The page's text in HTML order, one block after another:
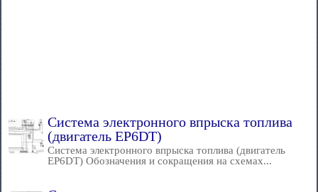
Система электронного впрыска топлива
(двигатель EP6DT)
Система электронного впрыска топлива (двигатель
EP6DT) Обозначения и сокращения на схемах...